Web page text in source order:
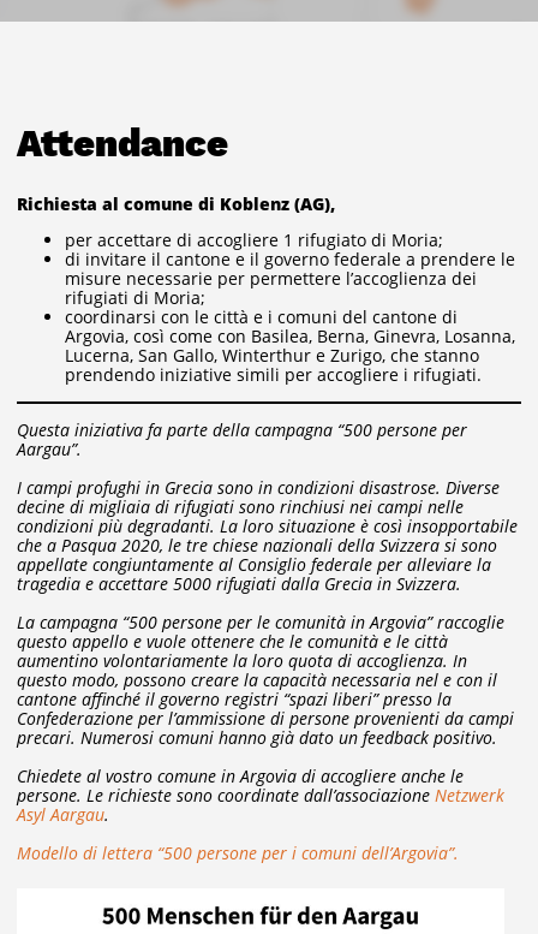
Attendance
Richiesta al comune di Koblenz (AG),
per accettare di accogliere 1 rifugiato di Moria;
di invitare il cantone e il governo federale a prendere le
misure necessarie per permettere l’accoglienza dei
rifugiati di Moria;
coordinarsi con le città e i comuni del cantone di
Argovia, così come con Basilea, Berna, Ginevra, Losanna,
Lucerna, San Gallo, Winterthur e Zurigo, che stanno
prendendo iniziative simili per accogliere i rifugiati.
Questa iniziativa fa parte della campagna “500 persone per
Aargau”.
I campi profughi in Grecia sono in condizioni disastrose. Diverse
decine di migliaia di rifugiati sono rinchiusi nei campi nelle
condizioni più degradanti. La loro situazione è così insopportabile
che a Pasqua 2020, le tre chiese nazionali della Svizzera si sono
appellate congiuntamente al Consiglio federale per alleviare la
tragedia e accettare 5000 rifugiati dalla Grecia in Svizzera.
La campagna “500 persone per le comunità in Argovia” raccoglie
questo appello e vuole ottenere che le comunità e le città
aumentino volontariamente la loro quota di accoglienza. In
questo modo, possono creare la capacità necessaria nel e con il
cantone affinché il governo registri “spazi liberi” presso la
Confederazione per l’ammissione di persone provenienti da campi
precari. Numerosi comuni hanno già dato un feedback positivo.
Chiedete al vostro comune in Argovia di accogliere anche le
persone. Le richieste sono coordinate dall’associazione Netzwerk
Asyl Aargau.
Modello di lettera “500 persone per i comuni dell’Argovia”.